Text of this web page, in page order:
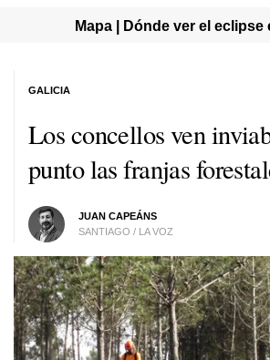
Mapa | Dónde ver el eclipse
Los concellos ven
punto las franjas
JUAN CAPEÁNS
SANTIAGO / LA VOZ
GALICIA